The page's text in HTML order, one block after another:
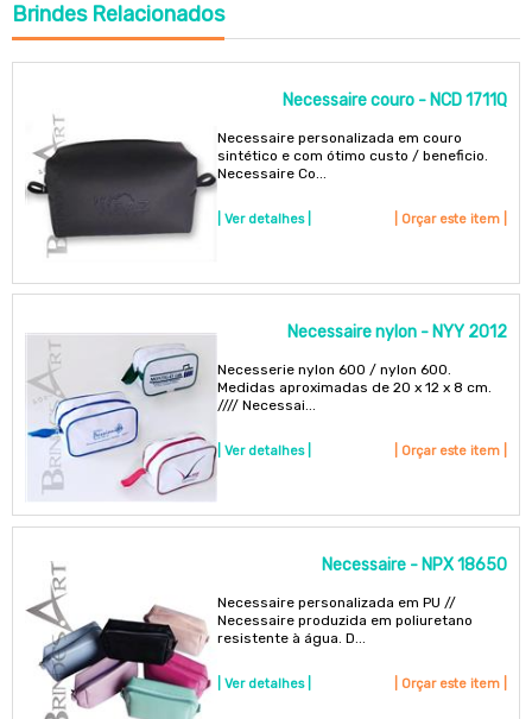
BrindesRelacionados
Necessaire couro - NCD 1711Q
Necessaire personalizada em couro
sintético e com ótimo custo / beneficio.
Necessaire Co...
| Ver detalhes | | Orçar este item |
Necessaire nylon - NYY 2012
Necesserie nylon 600 / nylon 600.
Medidas aproximadas de 20 x 12 x 8 cm.
//// Necessai...
| Ver detalhes | | Orçar este item |
Necessaire - NPX 18650
Necessaire personalizada em PU //
Necessaire produzida em poliuretano
resistente à água. D...
| Ver detalhes | | Orçar este item |